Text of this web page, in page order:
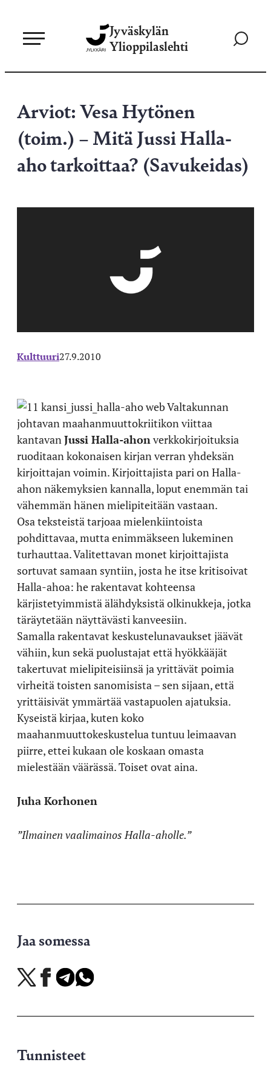
sisältöön
Jyväskylän
Ylioppilaslehti
Siirry
Arviot: Vesa Hytönen
(toim.) – Mitä Jussi Halla-
aho tarkoittaa? (Savukeidas)
Kulttuuri27.9.2010
Valtakunnan
johtavan maahanmuuttokriitikon viittaa
kantavan Jussi Halla-ahon verkkokirjoituksia
ruoditaan kokonaisen kirjan verran yhdeksän
kirjoittajan voimin. Kirjoittajista pari on Halla-
ahon näkemyksien kannalla, loput enemmän tai
vähemmän hänen mielipiteitään vastaan.
Osa teksteistä tarjoaa mielenkiintoista
pohdittavaa, mutta enimmäkseen lukeminen
turhauttaa. Valitettavan monet kirjoittajista
sortuvat samaan syntiin, josta he itse kritisoivat
Halla-ahoa: he rakentavat kohteensa
kärjistetyimmistä älähdyksistä olkinukkeja, jotka
täräytetään näyttävästi kanveesiin.
Samalla rakentavat keskustelunavaukset jäävät
vähiin, kun sekä puolustajat että hyökkääjät
takertuvat mielipiteisiinsä ja yrittävät poimia
virheitä toisten sanomisista – sen sijaan, että
yrittäisivät ymmärtää vastapuolen ajatuksia.
Kyseistä kirjaa, kuten koko
maahanmuuttokeskustelua tuntuu leimaavan
piirre, ettei kukaan ole koskaan omasta
mielestään väärässä. Toiset ovat aina.
Juha Korhonen
”Ilmainen vaalimainos Halla-aholle.”
Jaa somessa
Jaa
X-
Jaa
Facebookissa
Jaa
Telegramissa
Jaa
WhatsAppissa
Tunnisteet